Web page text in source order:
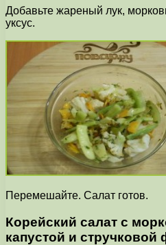
Добавьте жареный лук,
уксус.
Перемешайте. Салат готов.
Корейский салат с
капустой и